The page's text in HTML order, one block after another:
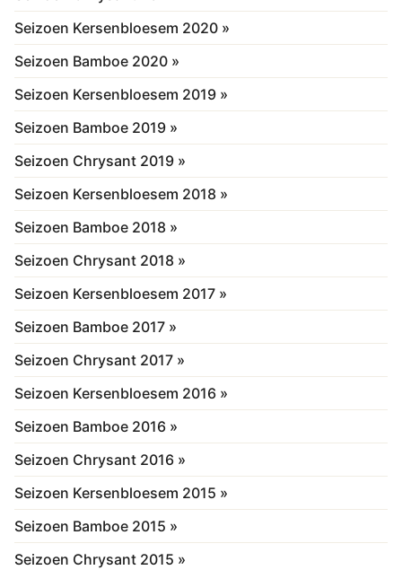
Seizoen Kersenbloesem 2020 »
Seizoen Bamboe 2020 »
Seizoen Kersenbloesem 2019 »
Seizoen Bamboe 2019 »
Seizoen Chrysant 2019 »
Seizoen Kersenbloesem 2018 »
Seizoen Bamboe 2018 »
Seizoen Chrysant 2018 »
Seizoen Kersenbloesem 2017 »
Seizoen Bamboe 2017 »
Seizoen Chrysant 2017 »
Seizoen Kersenbloesem 2016 »
Seizoen Bamboe 2016 »
Seizoen Chrysant 2016 »
Seizoen Kersenbloesem 2015 »
Seizoen Bamboe 2015 »
Seizoen Chrysant 2015 »